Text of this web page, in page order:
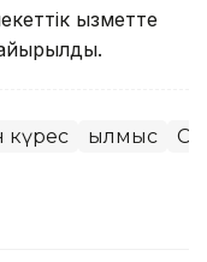
қызметте
айырылды.
күрес Қылмыс